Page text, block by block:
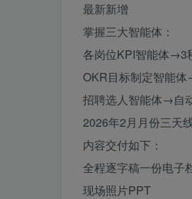
最新新增
掌握三大智能体：
各岗位KPI智能体→3
OKR目标制定智能
招聘选人智能体→自
2026年2月月份三天
内容交付如下：
全程逐字稿一份电子
现场照片PPT